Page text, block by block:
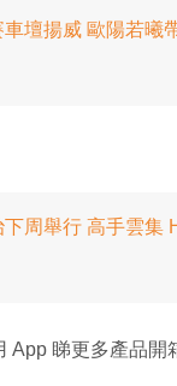
壇揚威 歐陽若曦
周舉行 高手雲集
App 睇更多產品開